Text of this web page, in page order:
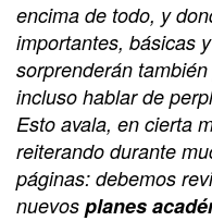
encima de todo, y
importantes, básicas
sorprenderán
incluso hablar de
Esto avala, en cierta
reiterando durante
páginas: debemos
nuevos planes